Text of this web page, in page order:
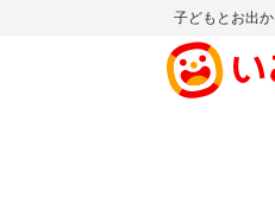
子どもとお出